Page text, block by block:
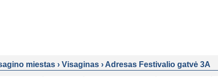
miestas › Visaginas › Adresas Festivalio gatvė 3A